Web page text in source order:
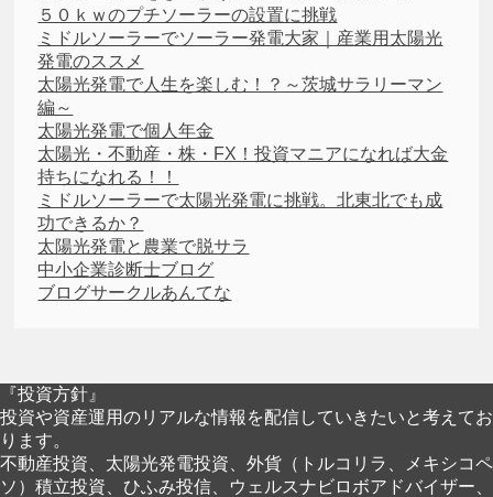
５０ｋｗのプチソーラーの設置に挑戦
ミドルソーラーでソーラー発電大家｜産業用太陽光
発電のススメ
太陽光発電で人生を楽しむ！？～茨城サラリーマン
編～
太陽光発電で個人年金
太陽光・不動産・株・FX！投資マニアになれば大金
持ちになれる！！
ミドルソーラーで太陽光発電に挑戦。北東北でも成
功できるか？
太陽光発電と農業で脱サラ
中小企業診断士ブログ
ブログサークルあんてな
『投資方針』
投資や資産運用のリアルな情報を配信していきたいと考えてお
ります。
不動産投資、太陽光発電投資、外貨（トルコリラ、メキシコペ
ソ）積立投資、ひふみ投信、ウェルスナビロボアドバイザー、